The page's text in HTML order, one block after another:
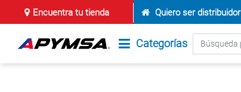
Encuentra tu tienda Quiero ser distribuidor
Categorías